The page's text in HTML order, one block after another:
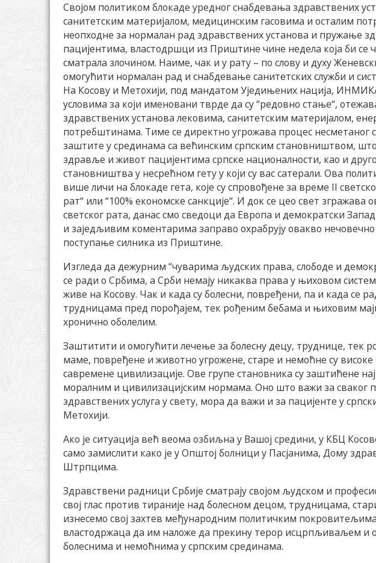
Својом политиком блокаде уредног снабдевања здравствених
санитетским материјалом, медицинским гасовима и осталим
неопходне за нормалан рад здравствених установа и пружање
пацијентима, властодршци из Приштине чине недела која би се
сматрала злочином. Наиме, чак и у рату – по слову и духу
омогућити нормалан рад и снабдевање санитетских служби и
На Косову и Метохији, под мандатом Уједињених нација,
условима за који именовани тврде да су “редовно стање“,
здравствених установа лековима, санитетским материјалом,
потребштинама. Тиме се директно угрожава процес несметаног
заштите у срединама са већинским српским становништвом,
здравље и живот пацијентима српске националности, као и
становништва у несрећном гету у који су вас сатерали. Ова
више личи на блокаде гета, које су спровођене за време II
рат“ или “100% економске санкције“. И док се цео свет згражава
светског рата, данас смо сведоци да Европа и демократски
и заједљивим коментарима заправо охрабрују овакво
поступање силника из Приштине.
Изгледа да дежурним “чуварима људских права, слободе и
се ради о Србима, а Срби немају никаква права у њиховом
живе на Косову. Чак и када су болесни, повређени, па и када се
трудницама пред порођајем, тек рођеним бебама и њиховим
хронично оболелим.
Заштитити и омогућити лечење за болесну децу, труднице, тек
маме, повређене и животно угрожене, старе и немоћне су
савремене цивилизације. Ове групе становника су заштићене
моралним и цивилизацијским нормама. Оно што важи за сваког
здравствених услуга у свету, мора да важи и за пацијенте у
Метохији.
Ако је ситуација већ веома озбиљна у Вашој средини, у КБЦ
само замислити како је у Општој болници у Пасјанима, Дому
Штрпцима.
Здравствени радници Србије сматрају својом људском и
свој глас против тираније над болесном децом, трудницама,
изнесемо свој захтев међународним политичким
властодржаца да им наложе да прекину терор исцрпљиваљем и
болеснима и немоћнима у српским срединама.